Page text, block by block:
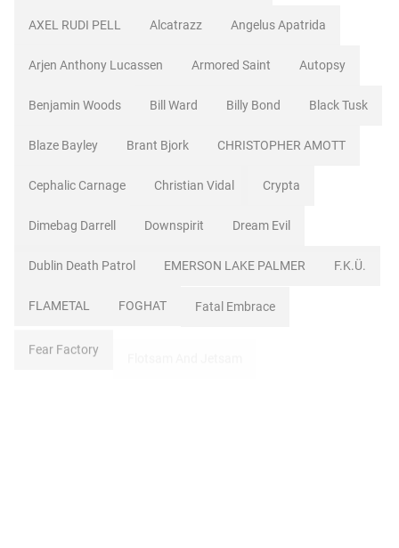
AXEL RUDI PELL Alcatrazz Angelus Apatrida
Arjen Anthony Lucassen Armored Saint Autopsy
Benjamin Woods Bill Ward Billy Bond Black Tusk
Blaze Bayley Brant Bjork CHRISTOPHER AMOTT
Cephalic Carnage Christian Vidal Crypta
Dimebag Darrell Downspirit Dream Evil
Dublin Death Patrol EMERSON LAKE PALMER F.K.Ü.
FLAMETAL FOGHAT Fatal Embrace
Fear Factory